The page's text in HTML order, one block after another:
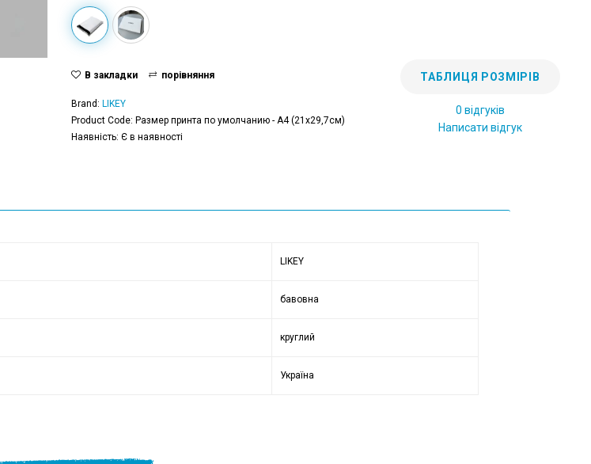
В закладки порівняння
Brand: LIKEY
Product Code: Размер принта по умолчанию - А4 (21x29,7см)
Наявність: Є в наявності
ТАБЛИЦЯ РОЗМІРІВ
0 відгуків
Написати відгук
LIKEY
бавовна
круглий
Україна